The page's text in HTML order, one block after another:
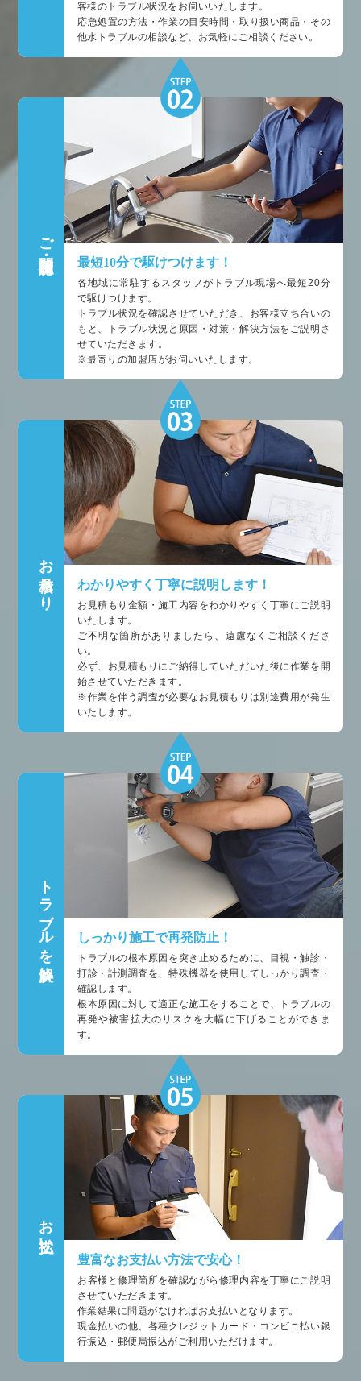
客様のトラブル状況をお伺いいたします。
応急処置の方法・作業の目安時間・取り扱い商品・その
他水トラブルの相談など、お気軽にご相談ください。
ご訪問・状況確認
最短10分で駆けつけます！
各地域に常駐するスタッフがトラブル現場へ最短20分
で駆けつけます。
トラブル状況を確認させていただき、お客様立ち合いの
もと、トラブル状況と原因・対策・解決方法をご説明さ
せていただきます。
※最寄りの加盟店がお伺いいたします。
お見積もり わかりやすく丁寧に説明します！
お見積もり金額・施工内容をわかりやすく丁寧にご説明
いたします。
ご不明な箇所がありましたら、遠慮なくご相談くださ
い。
必ず、お見積もりにご納得していただいた後に作業を開
始させていただきます。
※作業を伴う調査が必要なお見積もりは別途費用が発生
いたします。
トラブルを解決 しっかり施工で再発防止！
トラブルの根本原因を突き止めるために、目視・触診・
打診・計測調査を、特殊機器を使用してしっかり調査・
確認します。
根本原因に対して適正な施工をすることで、トラブルの
再発や被害拡大のリスクを大幅に下げることができま
す。
お支払い
豊富なお支払い方法で安心！
お客様と修理箇所を確認ながら修理内容を丁寧にご説明
させていただきます。
作業結果に問題がなければお支払いとなります。
現金払いの他、各種クレジットカード・コンビニ払い銀
行振込・郵便局振込がご利用いただけます。